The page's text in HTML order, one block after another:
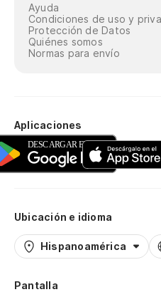
Ayuda
Condiciones de uso y
Protección de Datos
Quiénes somos
Normas para envío
Aplicaciones
Ubicación e idioma
Hispanoamérica
Pantalla